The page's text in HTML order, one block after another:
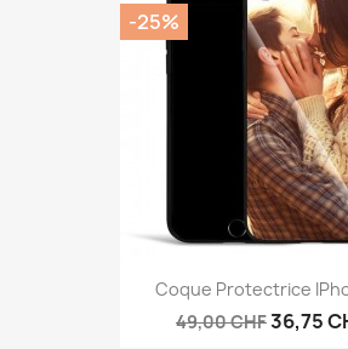
Coque Protectrice
49,00 CHF36,75
-25%